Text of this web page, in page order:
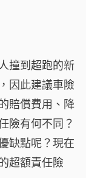
撞到超跑的新
因此建議車險
賠償費用、降
險有何不同？
缺點呢？現在
超額責任險